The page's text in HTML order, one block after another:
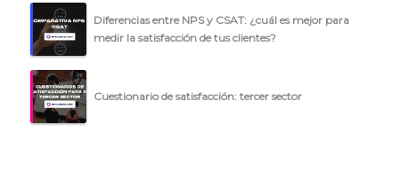
Diferencias entre NPS y CSAT: ¿cuál es mejor para
medir la satisfacción de tus clientes?
Cuestionario de satisfacción: tercer sector